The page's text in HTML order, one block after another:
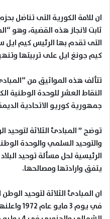
ان للامة الكورية التى تناضل
ثابت لانجاز هذه القضية، وهو
التى تقدم بها الرئيس كيم ايل
كيم جونغ ايل على تربيتها
تتألف هذه المواثيق من
النقاط العشر للوحدة الوطنية
جمهورية كوريو الاتحادية
توضح ” المبادئ الثلاثة لتوحيد
والتوحيد السلمي والوحدة
الرئيسية لحل مسألة توحيد
يتفق وارادتها ومصالحها.
ان المبادئ الثلاثة لتوحيد
في يوم 3